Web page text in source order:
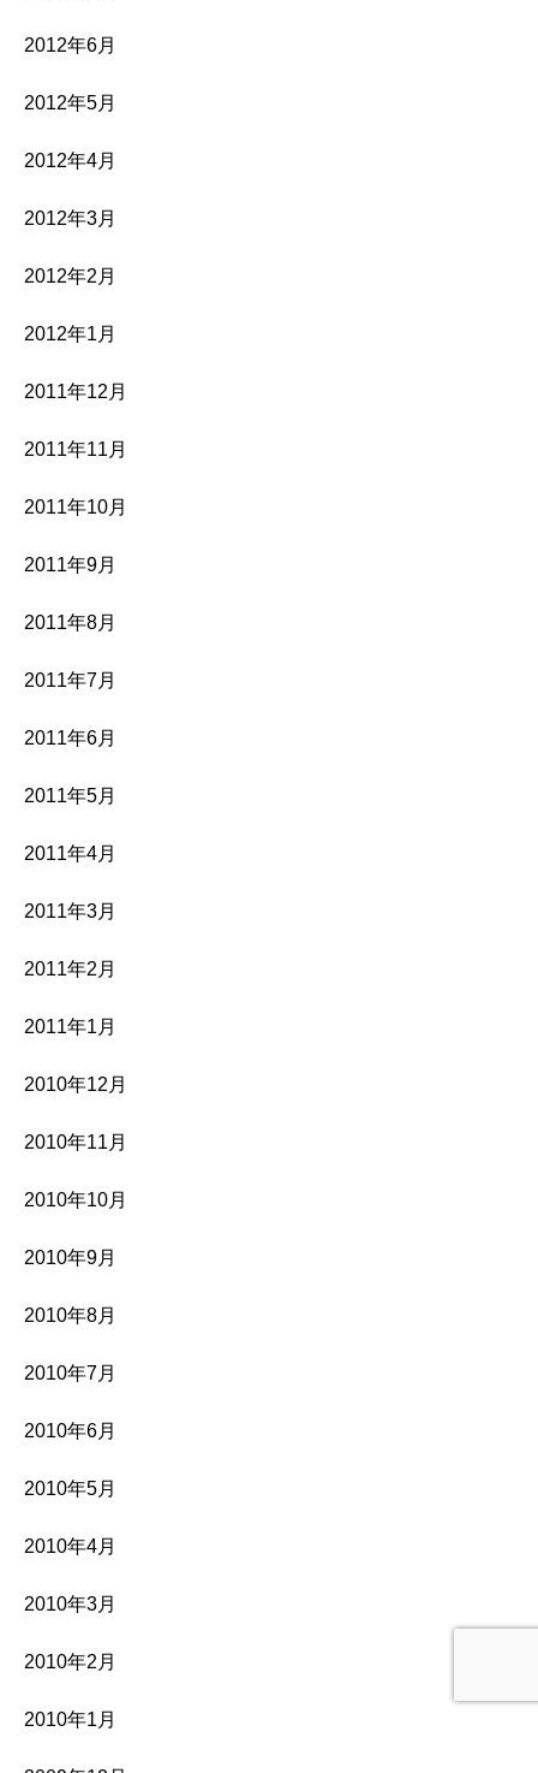
2012年6月
2012年5月
2012年4月
2012年3月
2012年2月
2012年1月
2011年12月
2011年11月
2011年10月
2011年9月
2011年8月
2011年7月
2011年6月
2011年5月
2011年4月
2011年3月
2011年2月
2011年1月
2010年12月
2010年11月
2010年10月
2010年9月
2010年8月
2010年7月
2010年6月
2010年5月
2010年4月
2010年3月
2010年2月
2010年1月